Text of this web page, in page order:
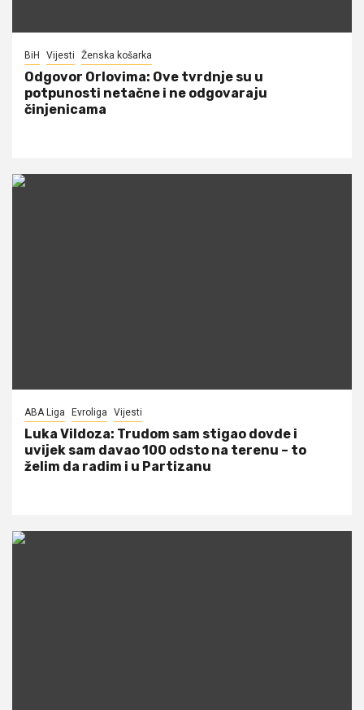
BiH Vijesti Ženska košarka
Odgovor Orlovima: ​Ove tvrdnje su u
potpunosti netačne i ne odgovaraju
činjenicama
ABA Liga Evroliga Vijesti
Luka Vildoza: Trudom sam stigao dovde i
uvijek sam davao 100 odsto na terenu – to
želim da radim i u Partizanu